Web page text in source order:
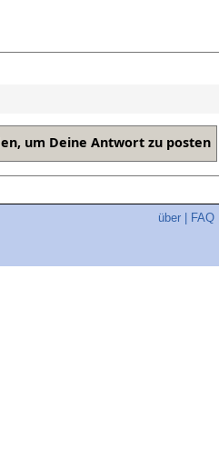
über FAQ